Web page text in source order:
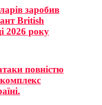
заробив
British
2026 року
повністю